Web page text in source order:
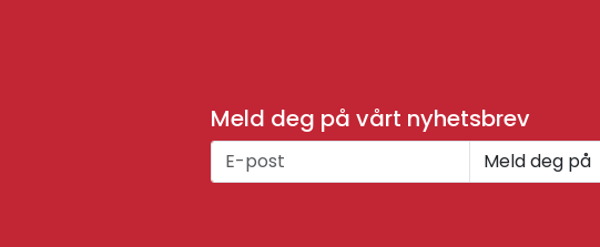
Meld deg på vårt nyhetsbrev
Meld deg på